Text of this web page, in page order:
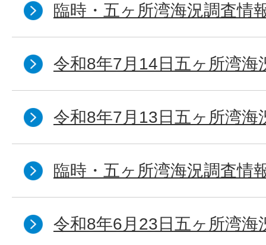
臨時・五ヶ所湾海況調査情
令和8年7月14日五ヶ所湾海
令和8年7月13日五ヶ所湾海
臨時・五ヶ所湾海況調査情
令和8年6月23日五ヶ所湾海